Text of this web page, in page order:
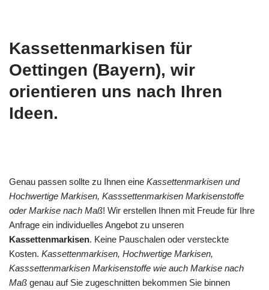
Kassettenmarkisen für
Oettingen (Bayern), wir
orientieren uns nach Ihren
Ideen.
Genau passen sollte zu Ihnen eine Kassettenmarkisen und
Hochwertige Markisen, Kasssettenmarkisen Markisenstoffe
oder Markise nach Maß! Wir erstellen Ihnen mit Freude für Ihre
Anfrage ein individuelles Angebot zu unseren
Kassettenmarkisen. Keine Pauschalen oder versteckte
Kosten. Kassettenmarkisen, Hochwertige Markisen,
Kasssettenmarkisen Markisenstoffe wie auch Markise nach
Maß genau auf Sie zugeschnitten bekommen Sie binnen